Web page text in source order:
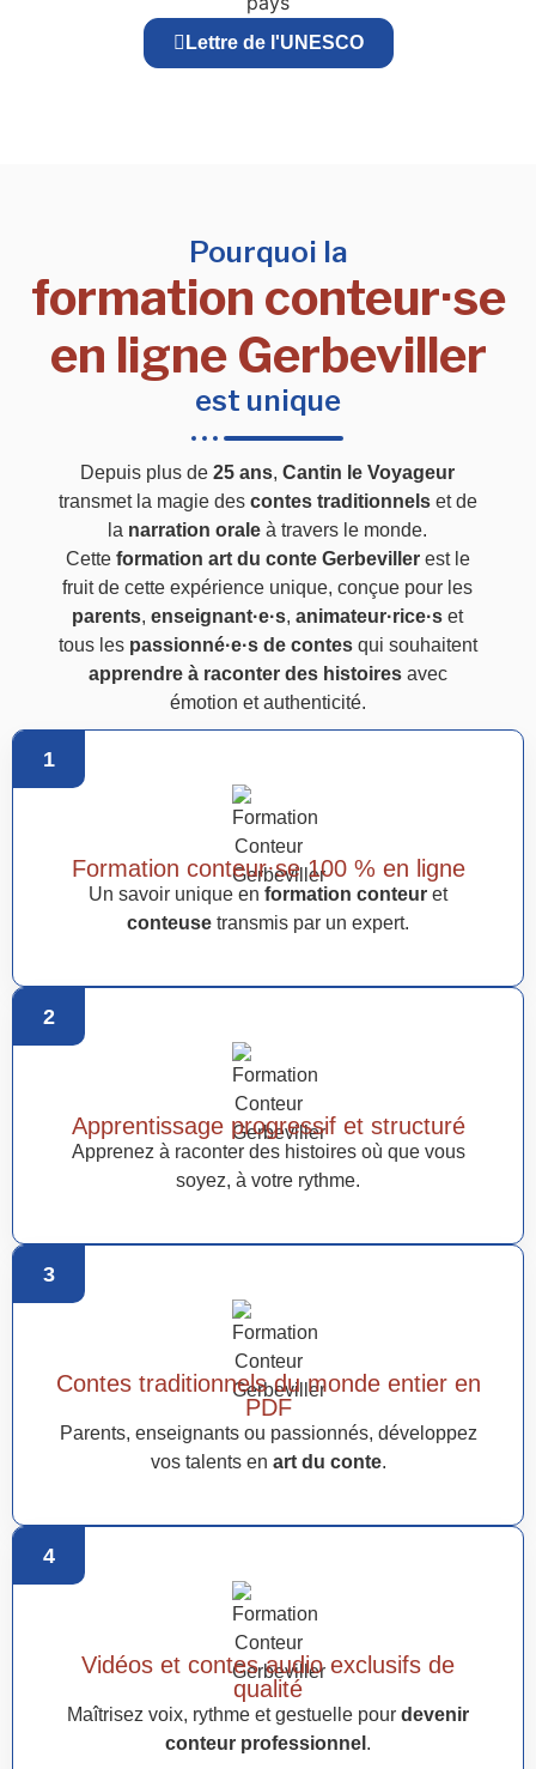
Lettre de l'UNESCO
Pourquoi la
formation conteur·se
en ligne Gerbeviller
est unique
Depuis plus de25 ans,Cantin le Voyageur
transmet la magie des contes traditionnelset de
la narration orale à travers le monde.
Cette formation art du conte Gerbevillerest le
fruit de cette expérience unique, conçue pour les
parents,enseignant·e·s,animateur·rice·s et
tous les passionné·e·s de contesqui souhaitent
apprendre à raconter des histoiresavec
émotion et authenticité.
1
Formation conteur·se 100 % en ligne
Un savoir unique en formation conteur et
conteuse transmis par un expert.
2
Apprentissage progressif et structuré
Apprenez à raconter des histoires où que vous
soyez, à votre rythme.
3
Contes traditionnels du monde entier en
PDF
Parents, enseignants ou passionnés, développez
vos talents en art du conte.
4
Vidéos et contes audio exclusifs de
qualité
Maîtrisez voix, rythme et gestuelle pour devenir
conteur professionnel .